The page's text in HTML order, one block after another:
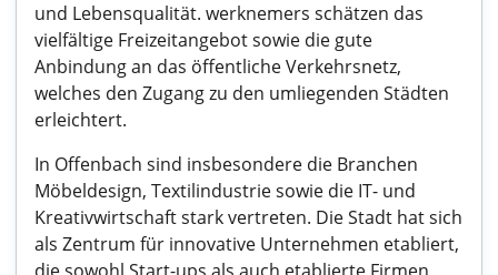
und Lebensqualität. werknemers schätzen das
vielfältige Freizeitangebot sowie die gute
Anbindung an das öffentliche Verkehrsnetz,
welches den Zugang zu den umliegenden Städten
erleichtert.
In Offenbach sind insbesondere die Branchen
Möbeldesign, Textilindustrie sowie die IT- und
Kreativwirtschaft stark vertreten. Die Stadt hat sich
als Zentrum für innovative Unternehmen etabliert,